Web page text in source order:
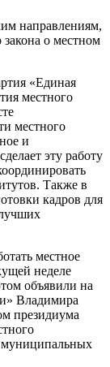
направлениям,
о местном
«Единая
местного
местного
и
эту работу
Также в
кадров для
местное
неделе
объявили на
Владимира
президиума
муниципальных